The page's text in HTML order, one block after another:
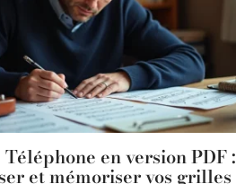
en version PDF :
et mémoriser vos grilles